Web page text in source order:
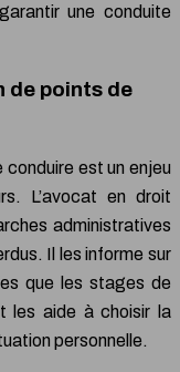
une conduite
de points de
est un enjeu
L’avocat en droit
administratives
Il les informe sur
que les stages de
les aide à choisir la
personnelle.